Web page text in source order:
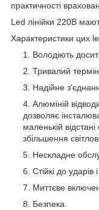
практичності
Led лінійки 220В
Характеристики цих
Володіють
Тривалий
Надійне
Алюміній
дозволяє
маленькій
збільшення
Нескладне
Стійкі до ударів
Миттєве
Безпека.